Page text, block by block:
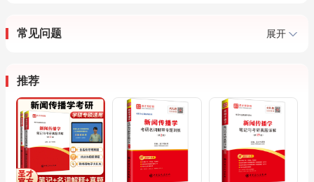
常见问题 展开
推荐